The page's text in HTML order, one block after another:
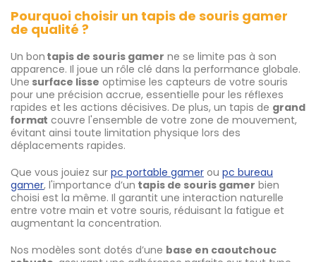
Pourquoi choisir un tapis de souris gamer
de qualité ?
Un bon tapis de souris gamer ne se limite pas à son
apparence. Il joue un rôle clé dans la performance globale.
Une surface lisse optimise les capteurs de votre souris
pour une précision accrue, essentielle pour les réflexes
rapides et les actions décisives. De plus, un tapis de grand
format couvre l'ensemble de votre zone de mouvement,
évitant ainsi toute limitation physique lors des
déplacements rapides.
Que vous jouiez sur pc portable gamer ou pc bureau
gamer, l'importance d’un tapis de souris gamer bien
choisi est la même. Il garantit une interaction naturelle
entre votre main et votre souris, réduisant la fatigue et
augmentant la concentration.
Nos modèles sont dotés d’une base en caoutchouc